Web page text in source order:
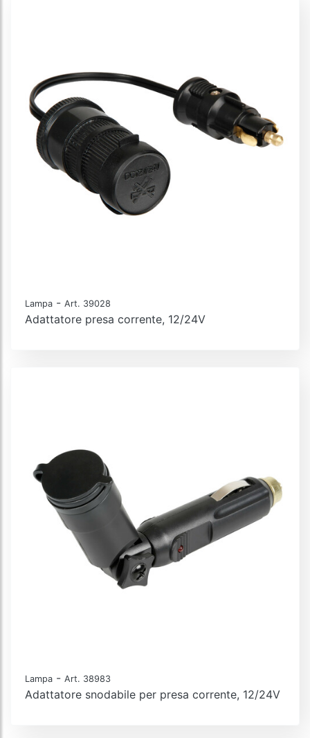
Lampa - Art. 39028
Adattatore presa corrente, 12/24V
Lampa - Art. 38983
Adattatore snodabile per presa corrente, 12/24V